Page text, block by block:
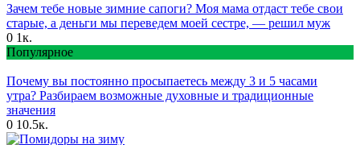
Зачем тебе новые зимние сапоги? Моя мама отдаст тебе свои
старые, а деньги мы переведем моей сестре, — решил муж
0 1к.
Популярное
Почему вы постоянно просыпаетесь между 3 и 5 часами
утра? Разбираем возможные духовные и традиционные
значения
0 10.5к.